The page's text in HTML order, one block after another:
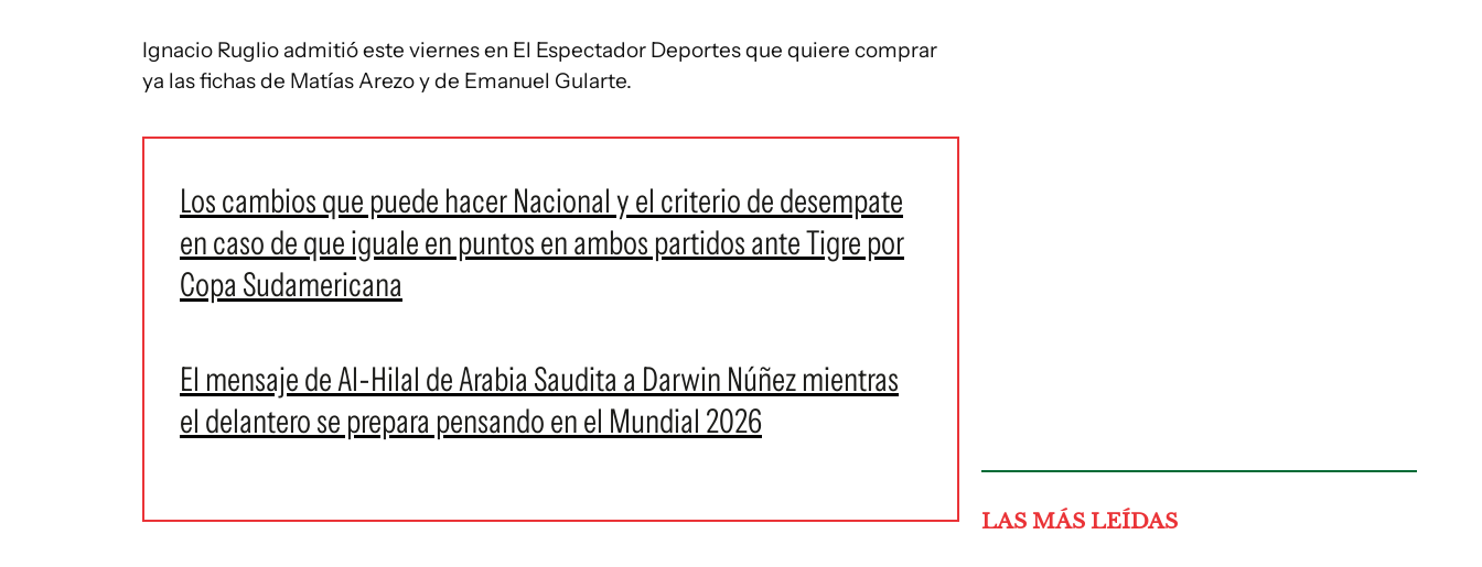
Ignacio Ruglio admitió este viernes en El Espectador Deportes que quiere comprar
ya las fichas de Matías Arezo y de Emanuel Gularte.
Los cambios que puede hacer Nacional y el criterio de desempate
en caso de que iguale en puntos en ambos partidos ante Tigre por
Copa Sudamericana
El mensaje de Al-Hilal de Arabia Saudita a Darwin Núñez mientras
el delantero se prepara pensando en el Mundial 2026
LAS MÁS LEÍDAS